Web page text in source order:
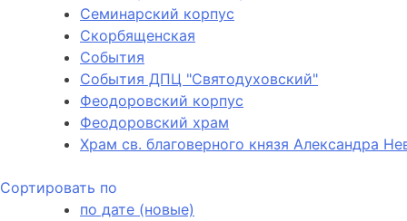
Семинарский корпус
Скорбященская
События
События ДПЦ "Святодуховский"
Феодоровский корпус
Феодоровский храм
Храм св. благоверного князя Александра
Сортировать по
по дате (новые)